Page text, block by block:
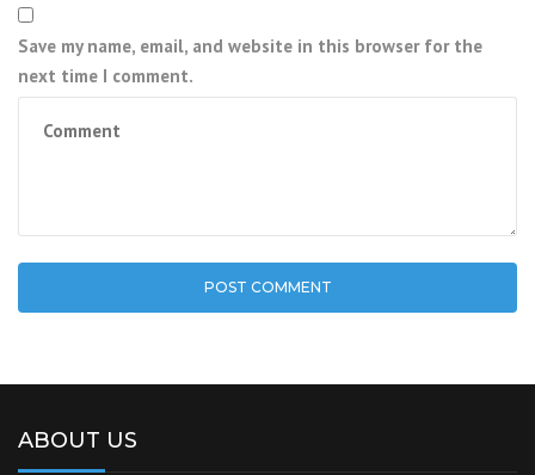
Save my name, email, and website in this browser for the
next time I comment.
ABOUT US